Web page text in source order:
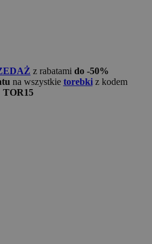
z rabatami do -50%
na wszystkie torebkiz kodem
TOR15